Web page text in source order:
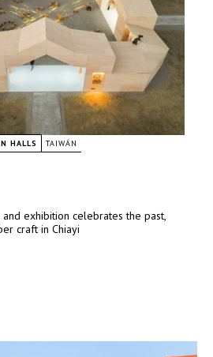
HALLS TAIWÁN
and exhibition celebrates the past,
craft in Chiayi